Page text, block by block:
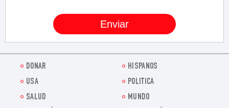
DONAR
HISPANOS
USA
POLITICA
SALUD
MUNDO